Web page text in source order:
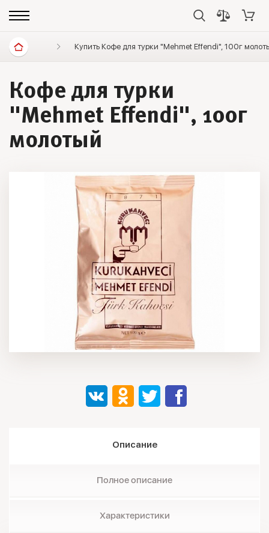
Диетические продукты Кофе Mehmet Effendi
Купить Кофе для турки "Mehmet Effendi", 100г
Кофе для турки
"Mehmet Effendi", 100г
молотый
Описание
Полное описание
Характеристики